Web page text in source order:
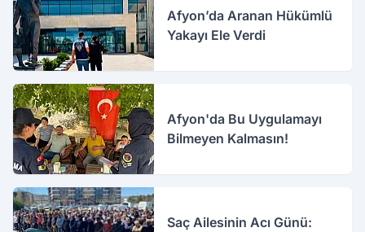
Afyon’da Aranan Hükümlü
Yakayı Ele Verdi
Afyon'da Bu Uygulamayı
Bilmeyen Kalmasın!
Saç Ailesinin Acı Günü: